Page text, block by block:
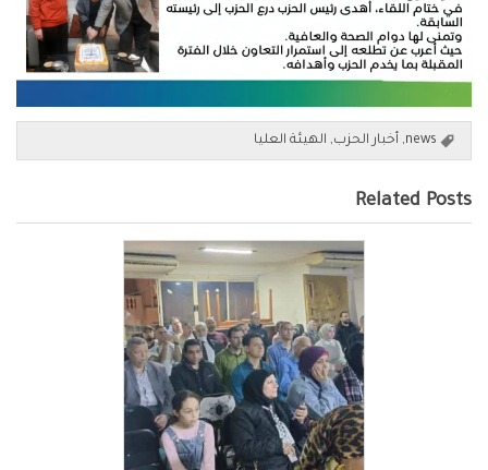
news
, أخبار الحزب, الهيئة العليا
Related Posts